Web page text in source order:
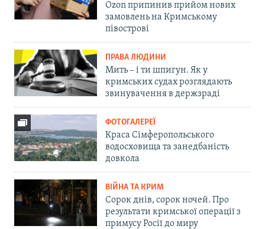
Ozon припинив прийом нових
замовлень на Кримському
півострові
ПРАВА ЛЮДИНИ
Мить – і ти шпигун. Як у
кримських судах розглядають
звинувачення в держзраді
ФОТОГАЛЕРЕЇ
Краса Сімферопольського
водосховища та занедбаність
довкола
ВІЙНА ТА КРИМ
Сорок днів, сорок ночей. Про
результати кримської операції з
примусу Росії до миру